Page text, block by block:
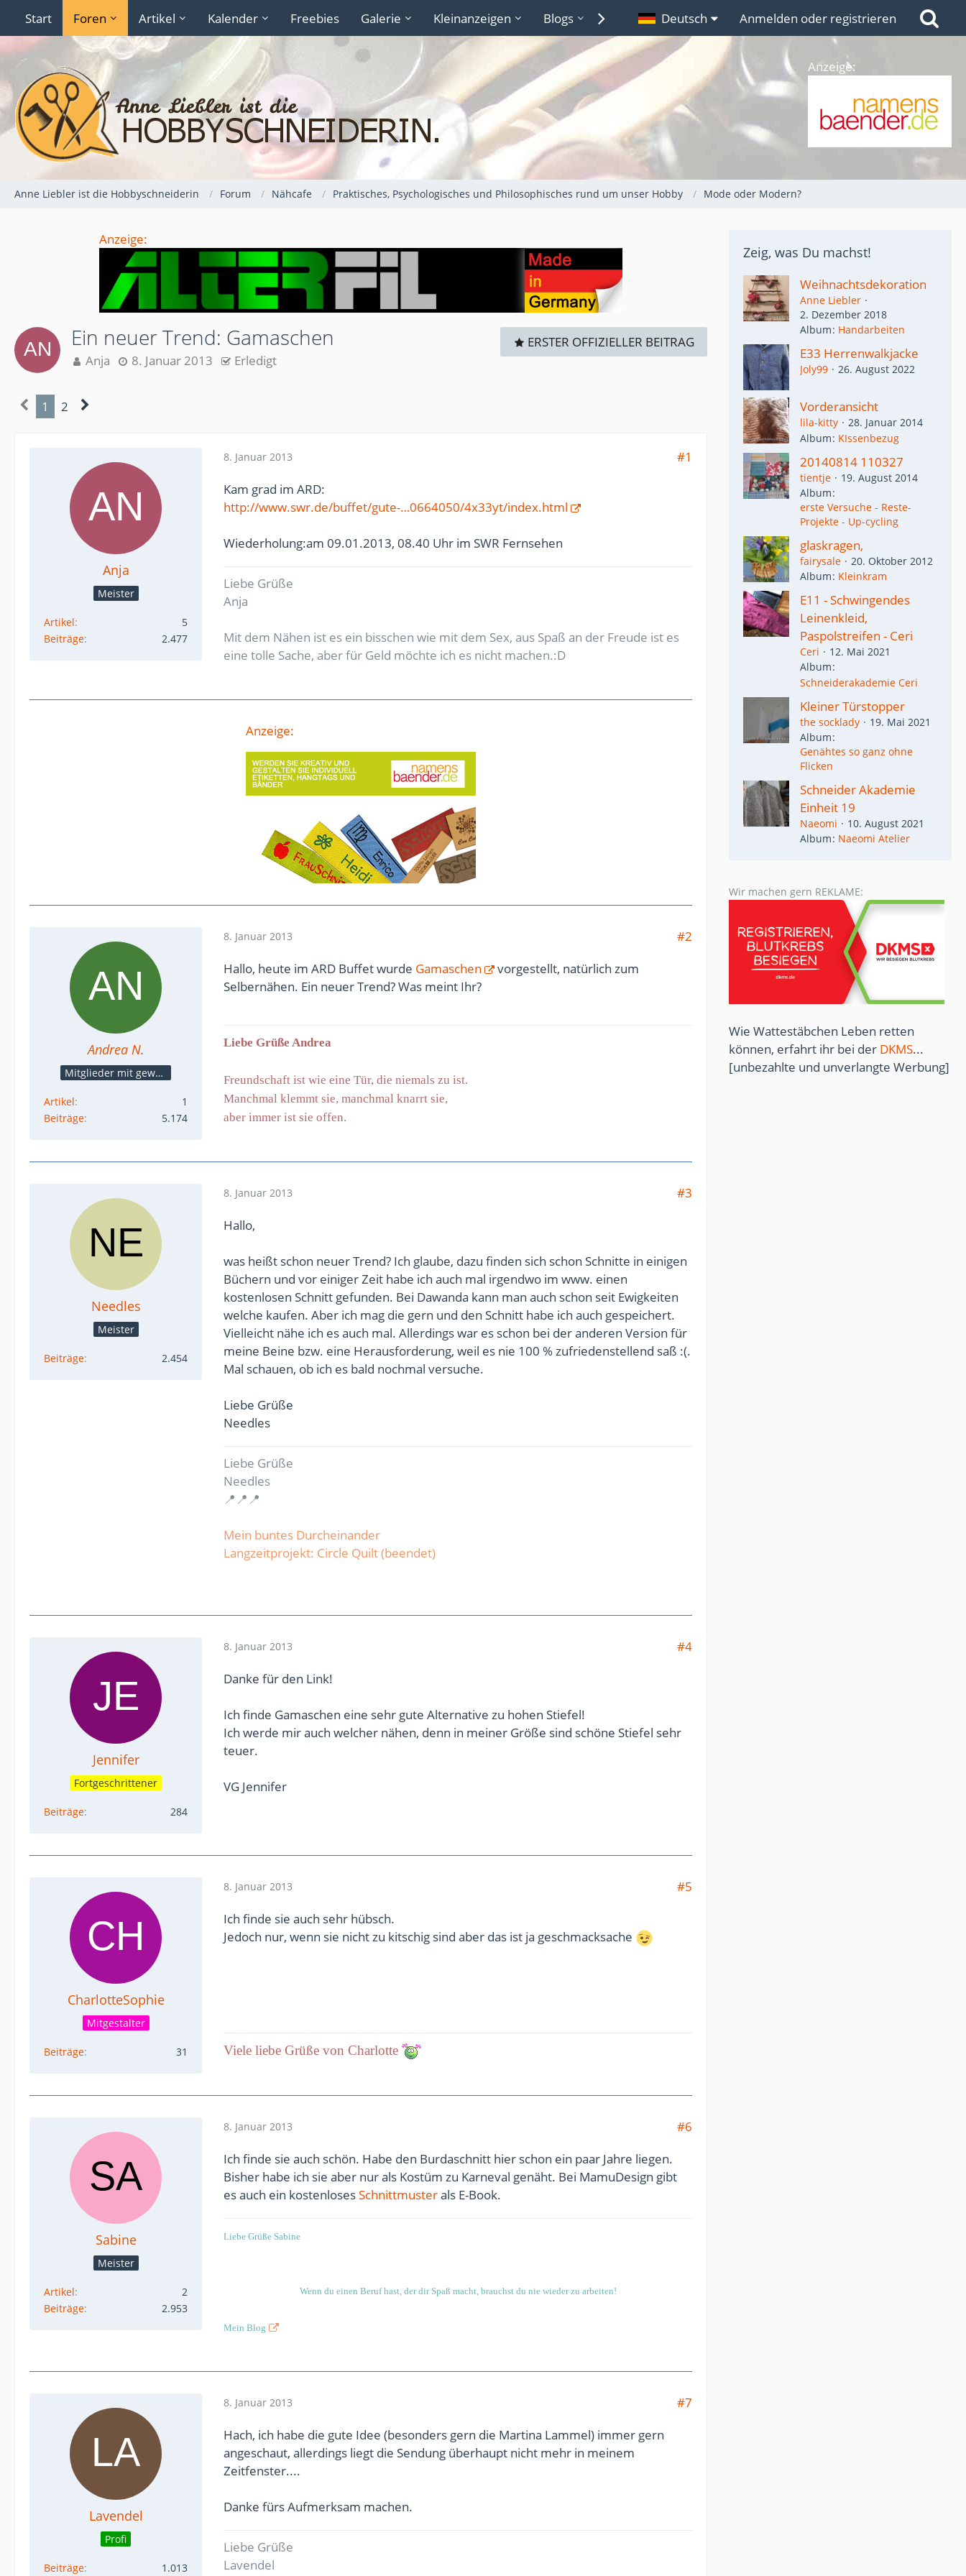
Start Foren Artikel Kalender Freebies Galerie Kleinanzeigen Blogs Lexikon Links
Deutsch Anmelden oder registrieren
Anzeige:
Anne Liebler ist die Hobbyschneiderin Forum Nähcafe Praktisches, Psychologisches und Philosophisches rund um unser Hobby Mode oder Modern?
Anzeige:
Ein neuer Trend: Gamaschen
Anja 8. Januar 2013 Erledigt
ERSTER OFFIZIELLER BEITRAG
1 2
Anja
Meister
Artikel
5
Beiträge
2.477
8. Januar 2013
#1
Kam grad im ARD:
http://www.swr.de/buffet/gute-…0664050/4x33yt/index.html
Wiederholung:am 09.01.2013, 08.40 Uhr im SWR Fernsehen
Liebe Grüße
Anja
Mit dem Nähen ist es ein bisschen wie mit dem Sex, aus Spaß an der Freude ist es
eine tolle Sache, aber für Geld möchte ich es nicht machen.:D
Anzeige:
Andrea N.
Mitglieder mit gewerblicher Verbindung, auch als Mitarbeiter/in
Artikel
1
Beiträge
5.174
8. Januar 2013
#2
Hallo, heute im ARD Buffet wurde Gamaschen
vorgestellt, natürlich zum
Selbernähen. Ein neuer Trend? Was meint Ihr?
Liebe Grüße Andrea
Freundschaft ist wie eine Tür, die niemals zu ist.
Manchmal klemmt sie, manchmal knarrt sie,
aber immer ist sie offen.
Needles
Meister
Beiträge 2.454
8. Januar 2013
#3
Hallo,
was heißt schon neuer Trend? Ich glaube, dazu finden sich schon Schnitte in einigen
Büchern und vor einiger Zeit habe ich auch mal irgendwo im www. einen
kostenlosen Schnitt gefunden. Bei Dawanda kann man auch schon seit Ewigkeiten
welche kaufen. Aber ich mag die gern und den Schnitt habe ich auch gespeichert.
Vielleicht nähe ich es auch mal. Allerdings war es schon bei der anderen Version für
meine Beine bzw. eine Herausforderung, weil es nie 100 % zufriedenstellend saß :(.
Mal schauen, ob ich es bald nochmal versuche.
Liebe Grüße
Needles
Liebe Grüße
Needles
📍📍📍
Mein buntes Durcheinander
Langzeitprojekt: Circle Quilt (beendet)
Jennifer
Fortgeschrittener
Beiträge 284
8. Januar 2013
#4
Danke für den Link!
Ich finde Gamaschen eine sehr gute Alternative zu hohen Stiefel!
Ich werde mir auch welcher nähen, denn in meiner Größe sind schöne Stiefel sehr
teuer.
VG Jennifer
CharlotteSophie
Mitgestalter
Beiträge 31
8. Januar 2013
#5
Ich finde sie auch sehr hübsch.
Jedoch nur, wenn sie nicht zu kitschig sind aber das ist ja geschmacksache
Viele liebe Grüße von Charlotte
Sabine
Meister
Artikel
2
Beiträge
2.953
8. Januar 2013
#6
Ich finde sie auch schön. Habe den Burdaschnitt hier schon ein paar Jahre liegen.
Bisher habe ich sie aber nur als Kostüm zu Karneval genäht. Bei MamuDesign gibt
es auch ein kostenlosesSchnittmusterals E-Book.
Liebe Grüße Sabine
Wenn du einen Beruf hast, der dir Spaß macht, brauchst du nie wieder zu arbeiten!
Mein Blog
Lavendel
Profi
Beiträge 1.013
8. Januar 2013
#7
Hach, ich habe die gute Idee (besonders gern die Martina Lammel) immer gern
angeschaut, allerdings liegt die Sendung überhaupt nicht mehr in meinem
Zeitfenster....
Danke fürs Aufmerksam machen.
Liebe Grüße
Lavendel
Zeig, was Du machst!
Weihnachtsdekoration
Anne Liebler
2. Dezember 2018
Album Handarbeiten
E33 Herrenwalkjacke
Joly99 26. August 2022
Vorderansicht
lila-kitty
28. Januar 2014
Album KIssenbezug
20140814 110327
tientje
19. August 2014
Album
erste Versuche - Reste-
Projekte - Up-cycling
glaskragen,
fairysale
20. Oktober 2012
Album Kleinkram
E11 - Schwingendes
Leinenkleid,
Paspolstreifen - Ceri
Ceri
12. Mai 2021
Album
Schneiderakademie Ceri
Kleiner Türstopper
the socklady
19. Mai 2021
Album
Genähtes so ganz ohne
Flicken
Schneider Akademie
Einheit 19
Naeomi
10. August 2021
Album Naeomi Atelier
Wir machen gern REKLAME:
Wie Wattestäbchen Leben retten
können, erfahrt ihr bei der DKMS...
[unbezahlte und unverlangte Werbung]